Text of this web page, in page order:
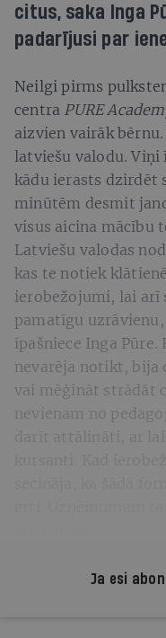
citus, saka Inga
padarījusi par
Neilgi pirms
centra PURE
aizvien vairāk
latviešu valodu. Viņi
kādu ierasts dzirdēt
minūtēm desmit
visus aicina mācību
Latviešu valodas
kas te notiek
ierobežojumi, lai arī
pamatīgu
īpašniece Inga Pūre.
nevarēja notikt, bija
vai mēģināt strādāt
nevienam no
darīt attālināti, ar
Ja esi